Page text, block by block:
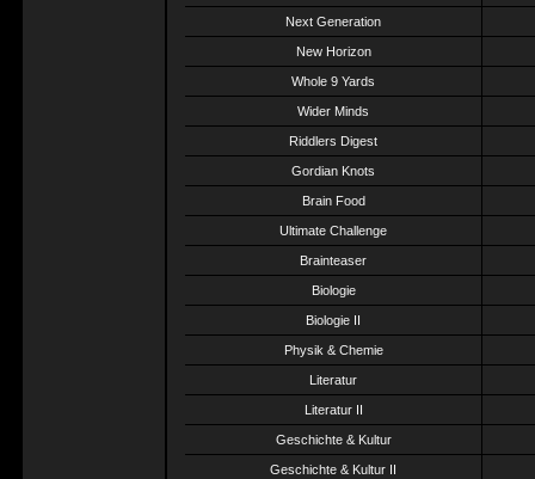
Next Generation
New Horizon
Whole 9 Yards
Wider Minds
Riddlers Digest
Gordian Knots
Brain Food
Ultimate Challenge
Brainteaser
Biologie
Biologie II
Physik & Chemie
Literatur
Literatur II
Geschichte & Kultur
Geschichte & Kultur II